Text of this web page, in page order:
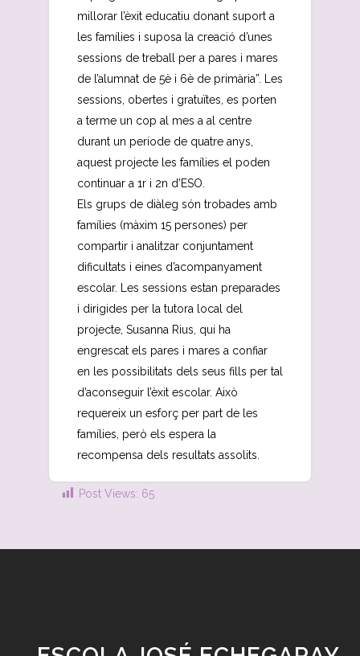
millorar l’èxit educatiu donant suport a
les famílies i suposa la creació d’unes
sessions de treball per a pares i mares
de l’alumnat de 5è i 6è de primària”. Les
sessions, obertes i gratuïtes, es porten
a terme un cop al mes a al centre
durant un període de quatre anys,
aquest projecte les famílies el poden
continuar a 1r i 2n d’ESO.
Els grups de diàleg són trobades amb
famílies (màxim 15 persones) per
compartir i analitzar conjuntament
dificultats i eines d’acompanyament
escolar. Les sessions estan preparades
i dirigides per la tutora local del
projecte, Susanna Rius, qui ha
engrescat els pares i mares a confiar
en les possibilitats dels seus fills per tal
d’aconseguir l’èxit escolar. Això
requereix un esforç per part de les
famílies, però els espera la
recompensa dels resultats assolits.
Post Views: 65